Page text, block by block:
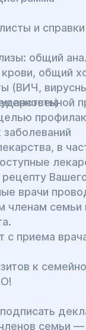
и
общий
общий
(ВИЧ,
в
врачи
членам семьи
с приема
к
семьи —